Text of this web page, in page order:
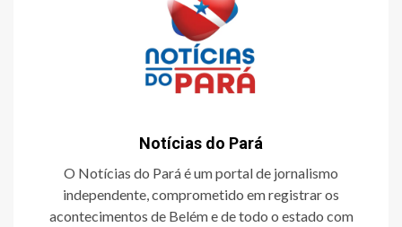
Notícias do Pará
O Notícias do Pará é um portal de jornalismo
independente, comprometido em registrar os
acontecimentos de Belém e de todo o estado com